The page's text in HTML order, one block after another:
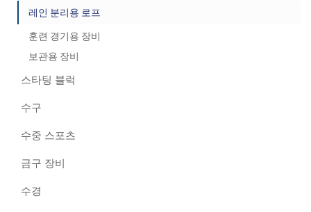
레인 분리용 로프
훈련 경기용 장비
보관용 장비
스타팅 블럭
수구
수중 스포츠
금구 장비
수경